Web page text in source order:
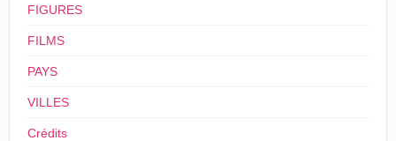
FIGURES
FILMS
PAYS
VILLES
Crédits